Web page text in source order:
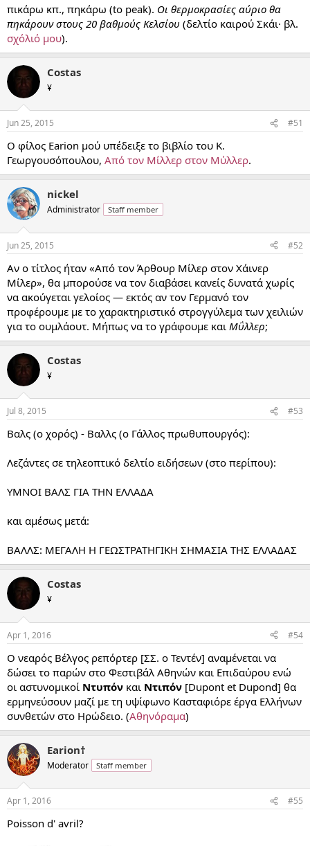
πικάρω κπ., πηκάρω (to peak). Οι θερμοκρασίες αύριο θα
πηκάρουν στους 20 βαθμούς Κελσίου (δελτίο καιρού Σκάι· βλ.
σχόλιό μου).
Costas
¥
Jun 25, 2015 #51
Ο φίλος Earion μού υπέδειξε το βιβλίο του Κ.
Γεωργουσόπουλου, Από τον Μίλλερ στον Μύλλερ.
nickel
Administrator Staff member
Jun 25, 2015 #52
Αν ο τίτλος ήταν «Από τον Άρθουρ Μίλερ στον Χάινερ
Μίλερ», θα μπορούσε να τον διαβάσει κανείς δυνατά χωρίς
να ακούγεται γελοίος — εκτός αν τον Γερμανό τον
προφέρουμε με το χαρακτηριστικό στρογγύλεμα των χειλιών
για το ουμλάουτ. Μήπως να το γράφουμε και Μΰλλερ;
Costas
¥
Jul 8, 2015 #53
Βαλς (ο χορός) - Βαλλς (ο Γάλλος πρωθυπουργός):
Λεζάντες σε τηλεοπτικό δελτίο ειδήσεων (στο περίπου):
ΥΜΝΟΙ ΒΑΛΣ ΓΙΑ ΤΗΝ ΕΛΛΑΔΑ
και αμέσως μετά:
ΒΑΛΛΣ: ΜΕΓΑΛΗ Η ΓΕΩΣΤΡΑΤΗΓΙΚΗ ΣΗΜΑΣΙΑ ΤΗΣ ΕΛΛΑΔΑΣ
Costas
¥
Apr 1, 2016 #54
Ο νεαρός Βέλγος ρεπόρτερ [ΣΣ. ο Τεντέν] αναμένεται να
δώσει το παρών στο Φεστιβάλ Αθηνών και Επιδαύρου ενώ
οι αστυνομικοί Ντυπόν και Ντιπόν [Dupont et Dupond] θα
ερμηνεύσουν μαζί με τη υψίφωνο Κασταφιόρε έργα Ελλήνων
συνθετών στο Ηρώδειο. (Αθηνόραμα)
Earion†
Moderator Staff member
Apr 1, 2016 #55
Poisson d' avril?